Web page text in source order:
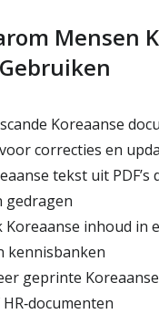
Mensen
Gebruiken
Koreaanse
correcties en
tekst uit PDF’s
gedragen
inhoud in
kennisbanken
geprinte